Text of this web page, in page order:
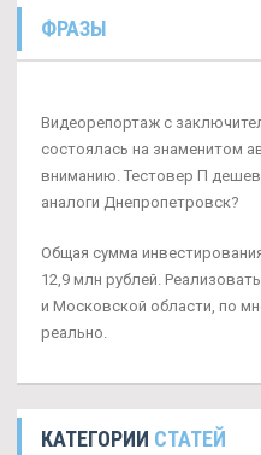
ФРАЗЫ
Видеорепортаж с
состоялась на знаменитом
вниманию. Тестовер П
аналоги Днепропетровск?
Общая сумма
12,9 млн рублей.
и Московской области, по
реально.
КАТЕГОРИИ СТАТЕЙ